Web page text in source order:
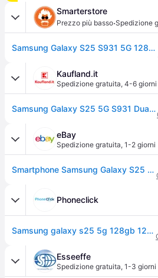
Smarterstore
Prezzo più basso·Spedizione
Samsung Galaxy S25 S931 5G 128GB 12GB RAM Dual Sim Blueblack Europa
Kaufland.it
Spedizione gratuita, 4-6 giorni
Samsung Galaxy S25 5G S931 Dual SIM 12GB RAM 128GB - Blue Black
eBay
Spedizione gratuita, 1-2 giorni
Smartphone Samsung Galaxy S25 S931 5g 128gb Dual Sim, Blueblack — Nuovo
Phoneclick
Samsung galaxy s25 5g 128gb 12gb ram blue black europa
Esseeffe
Spedizione gratuita, 1-3 giorni